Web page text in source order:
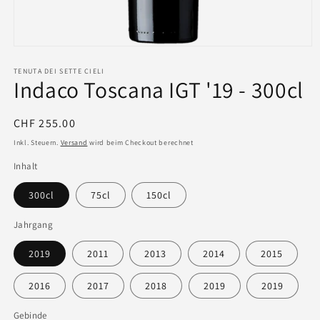
TENUTA DEI SETTE CIELI
Indaco Toscana IGT '19 - 300cl
Normaler
Preis
CHF 255.00
Inkl. Steuern. Versand wird beim Checkout berechnet
Inhalt
300cl 75cl 150cl
Jahrgang
2019 2011 2013 2014 2015
2016 2017 2018 2019 2019
Gebinde